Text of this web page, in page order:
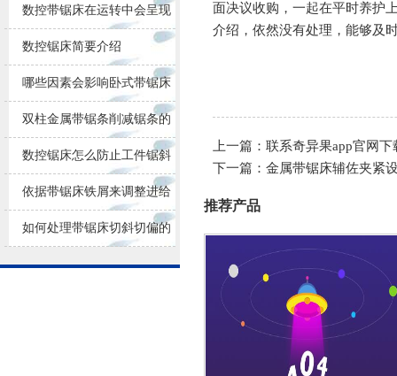
数控带锯床在运转中会呈现
的问题
数控锯床简要介绍
哪些因素会影响卧式带锯床
锯削的效果
双柱金属带锯条削减锯条的
损耗
数控锯床怎么防止工件锯斜
依据带锯床铁屑来调整进给
量大小
如何处理带锯床切斜切偏的
问题？
面决议收购，一起在平时养护
介绍，依然没有处理，能够及
上一篇： 联系奇异果app官网下
下一篇： 金属带锯床辅佐夹紧
推荐产品